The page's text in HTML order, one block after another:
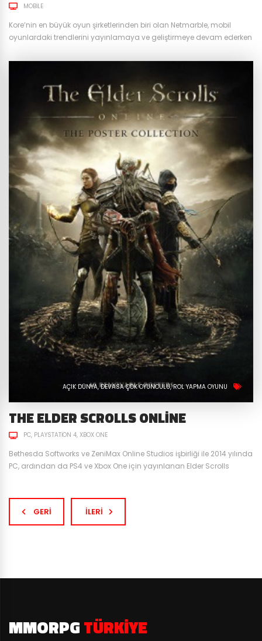
MOBILE
Kore’nin en büyük oyun şirketlerinden biri olan Netmarble, mobil
oyunlardaki trendlerini yayınlamaya ve geliştirmeye devam ederken
Throne için yeniliklere de hız kesmeden devam ediyor. Fantastik bir
merak edenler için benzersiz bir strateji oyunu! Iron Throne farklı...
AÇIK DÜNYA DEVASA ÇOK OYUNCULU ROL YAPMA OYUNU
THE ELDER SCROLLS ONLINE
PC PLAYSTATION 4 XBOX ONE
Bethesda Softworks ve ZeniMax Online Studios işbirliği ile 2014 yılında
PC, ardından da PS4 ve Xbox One için yayınlanan Elder Scrolls
karakterleri ile ön plana çıkıyor. Eğer tek kişilik...
GERI İLERI
MMORPGTÜRKIYE